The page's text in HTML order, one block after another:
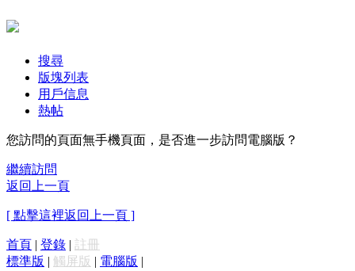
搜尋
版塊列表
用戶信息
熱帖
您訪問的頁面無手機頁面，是否進一步訪問電腦版？
繼續訪問
返回上一頁
[ 點擊這裡返回上一頁 ]
首頁 | 登錄 | 註冊
標準版 | 觸屏版 | 電腦版 |